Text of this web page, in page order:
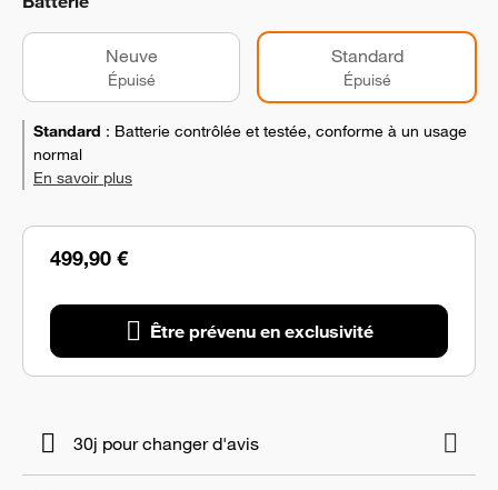
499,90 €
Être prévenu en exclusivité
Neuve
Épuisé
Standard
Épuisé
Standard : Batterie contrôlée et testée, conforme à un usage
normal
En savoir plus
30j pour changer d'avis